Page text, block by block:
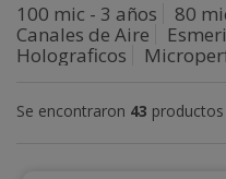
100 mic - 3 años 80
Canales de Aire
Holograficos
Se encontraron 43 productos